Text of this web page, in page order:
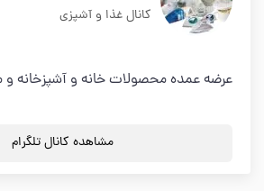
کانال غذا و آشپزی
عرضه عمده محصولات خانه و آشپزخانه
مشاهده کانال تلگرام